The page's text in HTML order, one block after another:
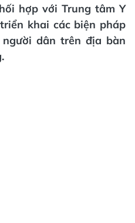
hợp với Trung tâm Y
khai các biện pháp
dân trên địa bàn